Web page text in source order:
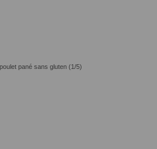
pané sans gluten (1/5)